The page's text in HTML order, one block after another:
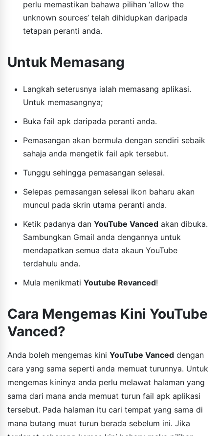
perlu memastikan bahawa pilihan ‘allow the
unknown sources’ telah dihidupkan daripada
tetapan peranti anda.
Untuk Memasang
Langkah seterusnya ialah memasang aplikasi.
Untuk memasangnya;
Buka fail apk daripada peranti anda.
Pemasangan akan bermula dengan sendiri sebaik
sahaja anda mengetik fail apk tersebut.
Tunggu sehingga pemasangan selesai.
Selepas pemasangan selesai ikon baharu akan
muncul pada skrin utama peranti anda.
Ketik padanya dan YouTube Vanced akan dibuka.
Sambungkan Gmail anda dengannya untuk
mendapatkan semua data akaun YouTube
terdahulu anda.
Mula menikmati Youtube Revanced!
Cara Mengemas Kini YouTube
Vanced?
Anda boleh mengemas kini YouTube Vanced dengan
cara yang sama seperti anda memuat turunnya. Untuk
mengemas kininya anda perlu melawat halaman yang
sama dari mana anda memuat turun fail apk aplikasi
tersebut. Pada halaman itu cari tempat yang sama di
mana butang muat turun berada sebelum ini. Jika